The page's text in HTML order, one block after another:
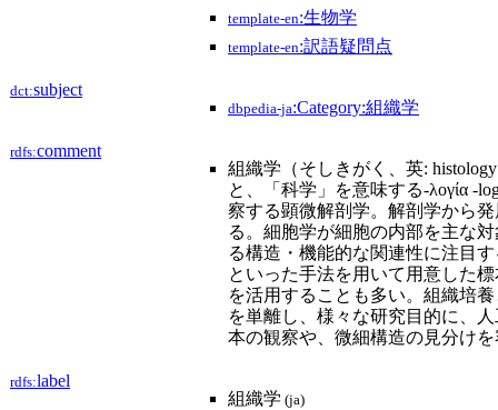
template-en:生物学
template-en:訳語疑問点
dct:subject
dbpedia-ja:Category:組織学
rdfs:comment
組織学（そしきがく、英:
と、「科学」を意味する-λογία -
察する顕微解剖学。解剖学から
る。細胞学が細胞の内部を主な
る構造・機能的な関連性に注目
といった手法を用いて用意した
を活用することも多い。組織培
を単離し、様々な研究目的に、
本の観察や、微細構造の見分け
rdfs:label
組織学 (ja)